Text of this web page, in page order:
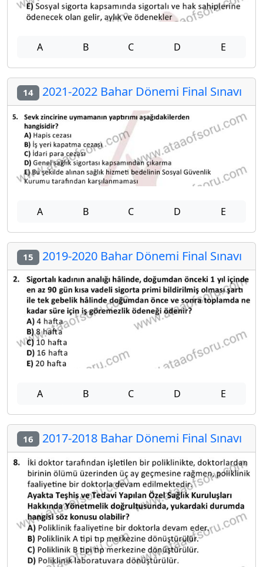
A B C D E
14 2021-2022 Bahar Dönemi Final Sınavı
A B C D E
15 2019-2020 Bahar Dönemi Final Sınavı
A B C D E
16 2017-2018 Bahar Dönemi Final Sınavı